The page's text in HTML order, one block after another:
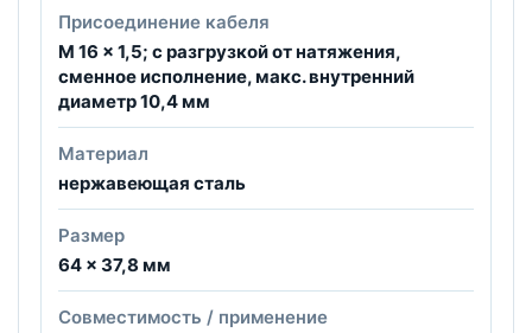
Присоединение кабеля
M 16 x 1,5; с разгрузкой от натяжения,
сменное исполнение, макс. внутренний
диаметр 10,4 мм
Материал
нержавеющая сталь
Размер
64 × 37,8 мм
Совместимость / применение